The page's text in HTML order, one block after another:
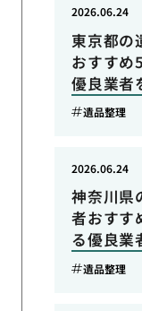
東京都の
おすすめ
優良業者
2026.06.24
遺品整理
神奈川県
者おすす
る優良業
2026.06.24
遺品整理